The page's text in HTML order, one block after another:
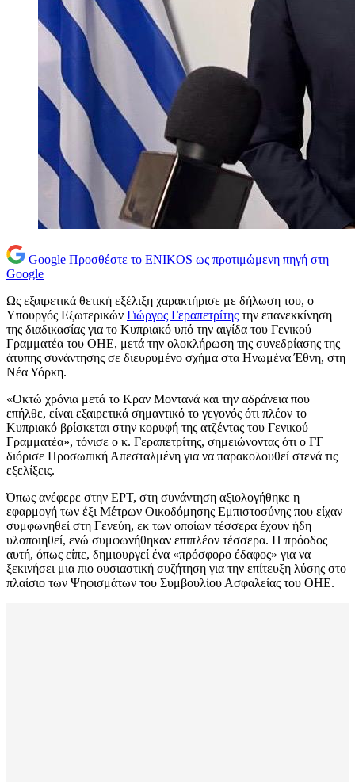
Google Προσθέστε το ENIKOS ως προτιμώμενη πηγή στη
Google
Ως εξαιρετικά θετική εξέλιξη χαρακτήρισε με δήλωση του, ο
Υπουργός Εξωτερικών Γιώργος Γεραπετρίτης την επανεκκίνηση
της διαδικασίας για το Κυπριακό υπό την αιγίδα του Γενικού
Γραμματέα του ΟΗΕ, μετά την ολοκλήρωση της συνεδρίασης της
άτυπης συνάντησης σε διευρυμένο σχήμα στα Ηνωμένα Έθνη, στη
Νέα Υόρκη.
«Οκτώ χρόνια μετά το Κραν Μοντανά και την αδράνεια που
επήλθε, είναι εξαιρετικά σημαντικό το γεγονός ότι πλέον το
Κυπριακό βρίσκεται στην κορυφή της ατζέντας του Γενικού
Γραμματέα», τόνισε ο κ. Γεραπετρίτης, σημειώνοντας ότι ο ΓΓ
διόρισε Προσωπική Απεσταλμένη για να παρακολουθεί στενά τις
εξελίξεις.
Όπως ανέφερε στην ΕΡΤ, στη συνάντηση αξιολογήθηκε η
εφαρμογή των έξι Μέτρων Οικοδόμησης Εμπιστοσύνης που είχαν
συμφωνηθεί στη Γενεύη, εκ των οποίων τέσσερα έχουν ήδη
υλοποιηθεί, ενώ συμφωνήθηκαν επιπλέον τέσσερα. Η πρόοδος
αυτή, όπως είπε, δημιουργεί ένα «πρόσφορο έδαφος» για να
ξεκινήσει μια πιο ουσιαστική συζήτηση για την επίτευξη λύσης στο
πλαίσιο των Ψηφισμάτων του Συμβουλίου Ασφαλείας του ΟΗΕ.